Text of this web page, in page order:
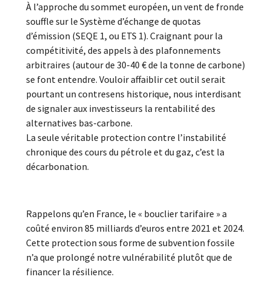
À l’approche du sommet européen, un vent de fronde
souffle sur le Système d’échange de quotas
d’émission (SEQE 1, ou ETS 1). Craignant pour la
compétitivité, des appels à des plafonnements
arbitraires (autour de 30-40 € de la tonne de carbone)
se font entendre. Vouloir affaiblir cet outil serait
pourtant un contresens historique, nous interdisant
de signaler aux investisseurs la rentabilité des
alternatives bas-carbone.
La seule véritable protection contre l’instabilité
chronique des cours du pétrole et du gaz, c’est la
décarbonation.
Rappelons qu’en France, le « bouclier tarifaire » a
coûté environ 85 milliards d’euros entre 2021 et 2024.
Cette protection sous forme de subvention fossile
n’a que prolongé notre vulnérabilité plutôt que de
financer la résilience.